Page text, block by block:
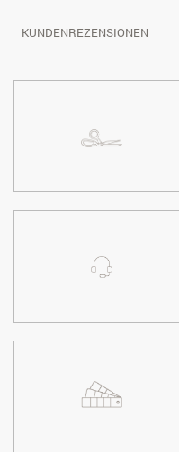
KUNDENREZENSIONEN